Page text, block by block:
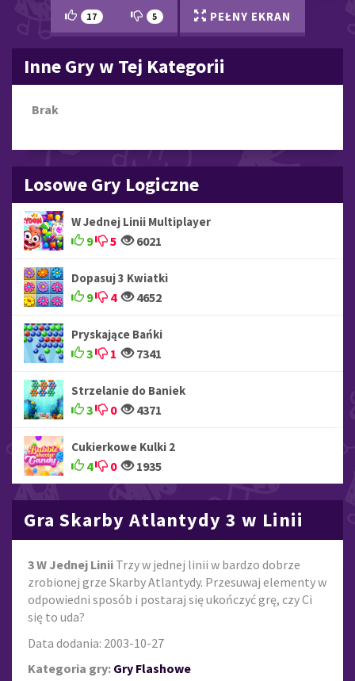
17 5 PEŁNY EKRAN
Inne Gry w Tej Kategorii
Brak
Losowe Gry Logiczne
W Jednej Linii Multiplayer
9 5 6021
Dopasuj 3 Kwiatki
9 4 4652
Pryskające Bańki
3 1 7341
Strzelanie do Baniek
3 0 4371
Cukierkowe Kulki 2
4 0 1935
Gra Skarby Atlantydy 3 w Linii
3 W Jednej Linii Trzy w jednej linii w bardzo dobrze
zrobionej grze Skarby Atlantydy. Przesuwaj elementy w
odpowiedni sposób i postaraj się ukończyć grę, czy Ci
się to uda?
Data dodania: 2003-10-27
Kategoria gry: Gry Flashowe